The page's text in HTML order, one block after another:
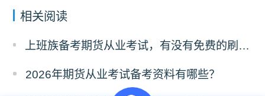
相关阅读
上班族备考期货从业考试，有没有免费的刷题 APP 可以推荐？
2026年期货从业考试备考资料有哪些？